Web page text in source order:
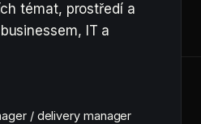
témat, prostředí a
IT a
/ delivery manager